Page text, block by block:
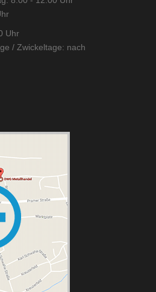
Uhr
/ Zwickeltage: nach